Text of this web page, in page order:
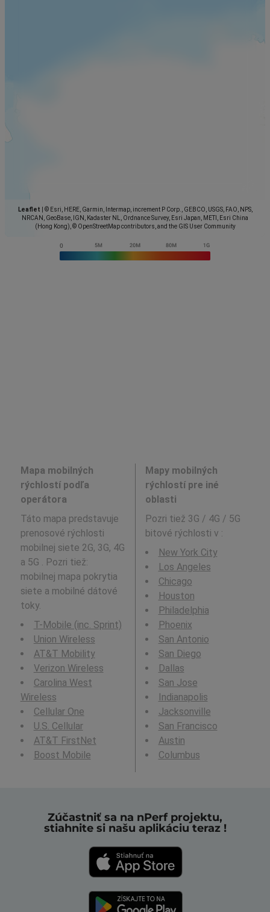
Leaflet
© Esri, HERE, Garmin, Intermap, increment P Corp., GEBCO, USGS, FAO, NPS,
NRCAN, GeoBase, IGN, Kadaster NL, Ordnance Survey, Esri Japan, METI, Esri China
(Hong Kong), © OpenStreetMap contributors, and the GIS User Community
Mapa mobilných
rýchlostí podľa
operátora
Táto mapa predstavuje
prenosové rýchlosti
mobilnej siete 2G, 3G, 4G
a 5G . Pozri tiež:
mobilnej mapa pokrytia
siete a mobilné dátové
toky.
T-Mobile (inc. Sprint)
Union Wireless
AT&T Mobility
Verizon Wireless
Carolina West
Wireless
Cellular One
U.S. Cellular
AT&T FirstNet
Boost Mobile
Mapy mobilných
rýchlostí pre iné
oblasti
Pozri tiež 3G / 4G / 5G
bitové rýchlosti v :
New York City
Los Angeles
Chicago
Houston
Philadelphia
Phoenix
San Antonio
San Diego
Dallas
San Jose
Indianapolis
Jacksonville
San Francisco
Austin
Columbus
Zúčastniť sa na nPerf projektu,
stiahnite si našu aplikáciu teraz !